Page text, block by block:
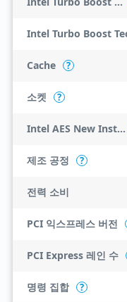
Cache ?
소켓 ?
Intel AES New Instructions
제조 공정 ?
전력 소비
PCI 익스프레스 버전
PCI Express 레인 수
명령 집합 ?